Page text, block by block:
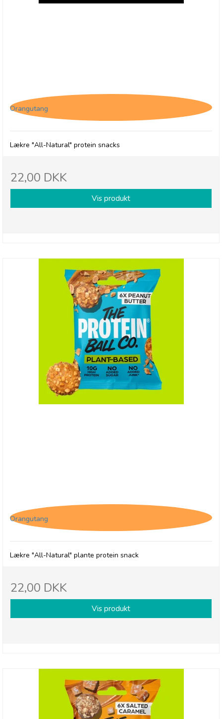
Orangutang
Lækre "All-Natural" protein snacks
22,00 DKK
Vis produkt
Orangutang
Lækre "All-Natural" plante protein snack
22,00 DKK
Vis produkt